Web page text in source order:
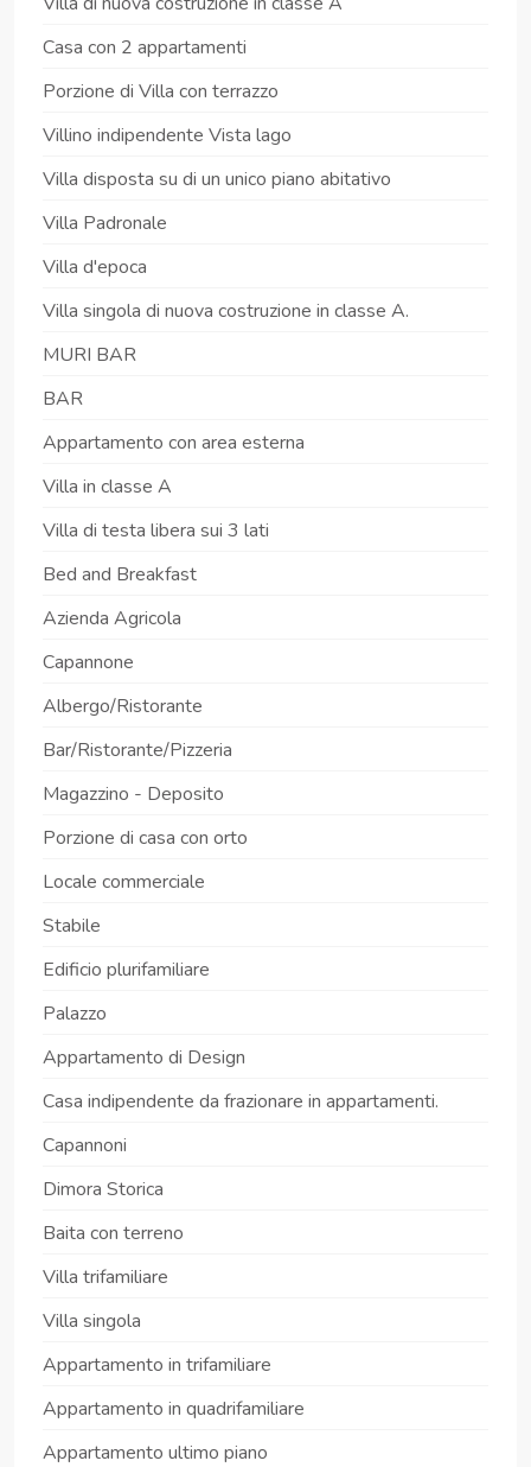
Casa con 2 appartamenti
Porzione di Villa con terrazzo
Villino indipendente Vista lago
Villa disposta su di un unico piano abitativo
Villa Padronale
Villa d'epoca
Villa singola di nuova costruzione in classe A.
MURI BAR
BAR
Appartamento con area esterna
Villa in classe A
Villa di testa libera sui 3 lati
Bed and Breakfast
Azienda Agricola
Capannone
Albergo/Ristorante
Bar/Ristorante/Pizzeria
Magazzino - Deposito
Porzione di casa con orto
Locale commerciale
Stabile
Edificio plurifamiliare
Palazzo
Appartamento di Design
Casa indipendente da frazionare in appartamenti.
Capannoni
Dimora Storica
Baita con terreno
Villa trifamiliare
Villa singola
Appartamento in trifamiliare
Appartamento in quadrifamiliare
Appartamento ultimo piano